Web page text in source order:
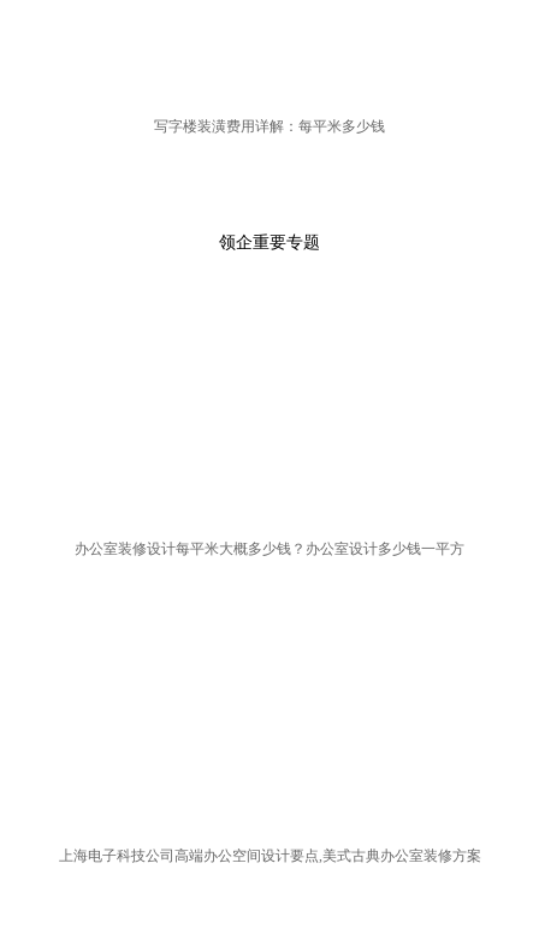
写字楼装潢费用详解：每平米多少钱
领企重要专题
办公室装修设计每平米大概多少钱？办公室设计多少钱一平方
上海电子科技公司高端办公空间设计要点,美式古典办公室装修方案